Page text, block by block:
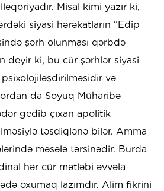
Misal kimi yazır ki,
siyasi hərəkatların “Edip
şərh olunması qərbdə
deyir ki, bu cür şərhlər siyasi
və
da Soyuq Müharibə
gedib çıxan apolitik
təsdiqlənə bilər. Amma
məsələ tərsinədir. Burda
hər cür mətləbi əvvəla
oxumaq lazımdır. Alim fikrini